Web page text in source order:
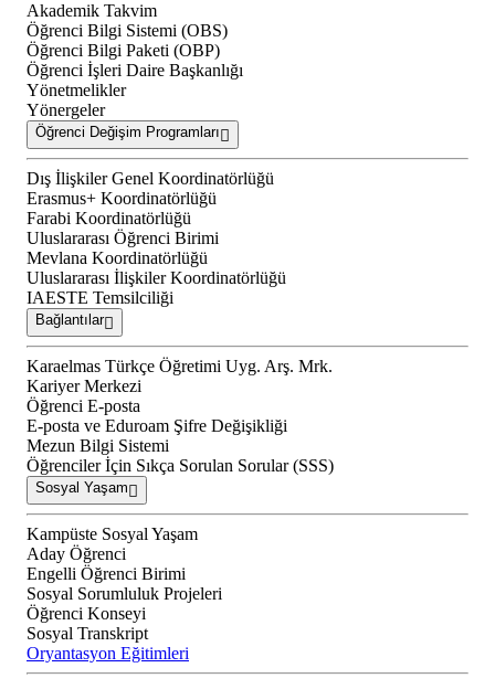
Akademik Takvim
Öğrenci Bilgi Sistemi (OBS)
Öğrenci Bilgi Paketi (OBP)
Öğrenci İşleri Daire Başkanlığı
Yönetmelikler
Yönergeler
Öğrenci Değişim Programları
Dış İlişkiler Genel Koordinatörlüğü
Erasmus+ Koordinatörlüğü
Farabi Koordinatörlüğü
Uluslararası Öğrenci Birimi
Mevlana Koordinatörlüğü
Uluslararası İlişkiler Koordinatörlüğü
IAESTE Temsilciliği
Bağlantılar
Karaelmas Türkçe Öğretimi Uyg. Arş. Mrk.
Kariyer Merkezi
Öğrenci E-posta
E-posta ve Eduroam Şifre Değişikliği
Mezun Bilgi Sistemi
Öğrenciler İçin Sıkça Sorulan Sorular (SSS)
Sosyal Yaşam
Kampüste Sosyal Yaşam
Aday Öğrenci
Engelli Öğrenci Birimi
Sosyal Sorumluluk Projeleri
Öğrenci Konseyi
Sosyal Transkript
Oryantasyon Eğitimleri